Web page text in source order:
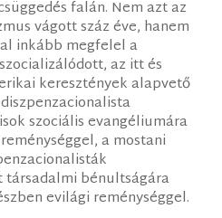
falán. Nem azt az
vágott száz éve, hanem
inkább megfelel a
az itt és
keresztények alapvető
szociális evangéliumára
a mostani
bénultságára
evilági reménységgel.